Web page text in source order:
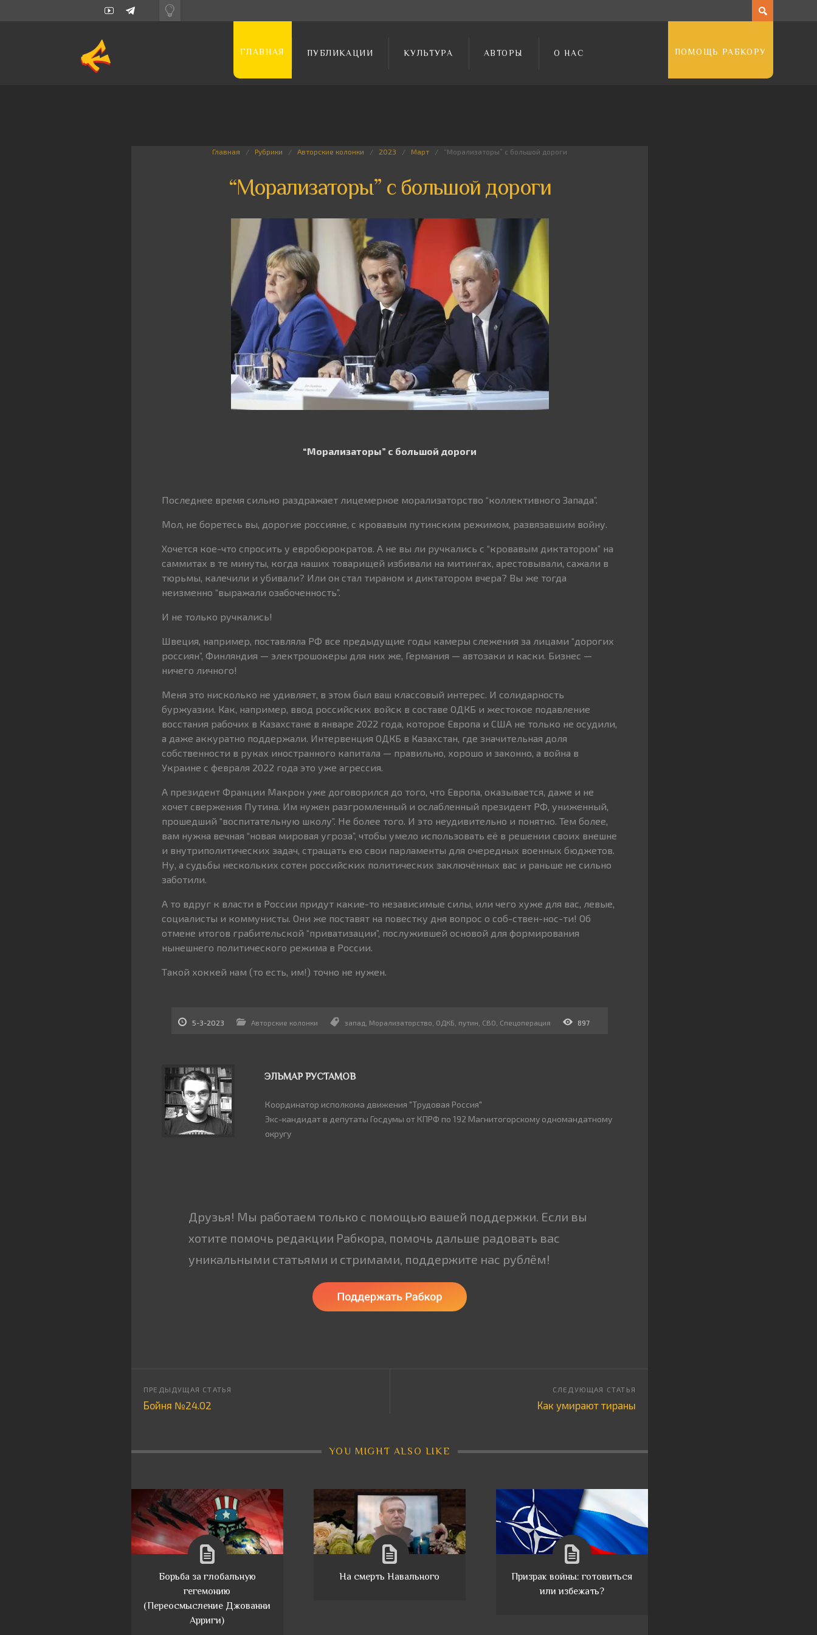
ГЛАВНАЯ ПУБЛИКАЦИИ КУЛЬТУРА АВТОРЫ О НАС ПОМОЩЬ РАБКОРУ
Главная Рубрики Авторские колонки 2023 Март “Морализаторы” с большой дороги
“Морализаторы” с большой дороги
“Морализаторы” с большой дороги
Последнее время сильно раздражает лицемерное морализаторство “коллективного Запада”.
Мол, не боретесь вы, дорогие россияне, с кровавым путинским режимом, развязавшим войну.
Хочется кое-что спросить у евробюрократов. А не вы ли ручкались с “кровавым диктатором” на
саммитах в те минуты, когда наших товарищей избивали на митингах, арестовывали, сажали в
тюрьмы, калечили и убивали? Или он стал тираном и диктатором вчера? Вы же тогда
неизменно “выражали озабоченность”.
И не только ручкались!
Швеция, например, поставляла РФ все предыдущие годы камеры слежения за лицами “дорогих
россиян”, Финляндия — электрошокеры для них же, Германия — автозаки и каски. Бизнес —
ничего личного!
Меня это нисколько не удивляет, в этом был ваш классовый интерес. И солидарность
буржуазии. Как, например, ввод российских войск в составе ОДКБ и жестокое подавление
восстания рабочих в Казахстане в январе 2022 года, которое Европа и США не только не осудили,
а даже аккуратно поддержали. Интервенция ОДКБ в Казахстан, где значительная доля
собственности в руках иностранного капитала — правильно, хорошо и законно, а война в
Украине с февраля 2022 года это уже агрессия.
А президент Франции Макрон уже договорился до того, что Европа, оказывается, даже и не
хочет свержения Путина. Им нужен разгромленный и ослабленный президент РФ, униженный,
прошедший “воспитательную школу”. Не более того. И это неудивительно и понятно. Тем более,
вам нужна вечная “новая мировая угроза”, чтобы умело использовать её в решении своих внешне
и внутриполитических задач, стращать ею свои парламенты для очередных военных бюджетов.
Ну, а судьбы нескольких сотен российских политических заключённых вас и раньше не сильно
заботили.
А то вдруг к власти в России придут какие-то независимые силы, или чего хуже для вас, левые,
социалисты и коммунисты. Они же поставят на повестку дня вопрос о соб-ствен-нос-ти! Об
отмене итогов грабительской “приватизации”, послужившей основой для формирования
нынешнего политического режима в России.
Такой хоккей нам (то есть, им!) точно не нужен.
5-3-2023 Авторские колонки запад Морализаторство ОДКБ путин СВО Спецоперация 897
ЭЛЬМАР РУСТАМОВ
Координатор исполкома движения "Трудовая Россия"
Экс-кандидат в депутаты Госдумы от КПРФ по 192 Магнитогорскому одномандатному
округу
Друзья! Мы работаем только с помощью вашей поддержки. Если вы
хотите помочь редакции Рабкора, помочь дальше радовать вас
уникальными статьями и стримами, поддержите нас рублём!
Бойня №24.02 Как умирают тираны
YOU MIGHT ALSO LIKE
Борьба за глобальную
гегемонию
(Переосмысление Джованни
Арриги)
На смерть Навального
Призрак войны: готовиться
или избежать?